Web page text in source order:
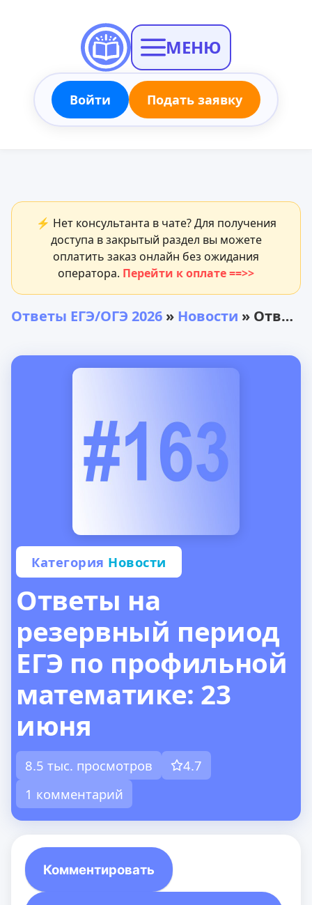
МЕНЮ
Войти Подать заявку
⚡ Нет консультанта в чате? Для получения
доступа в закрытый раздел вы можете
оплатить заказ онлайн без ожидания
оператора. Перейти к оплате ==>>
Ответы ЕГЭ/ОГЭ 2026 » Новости » Ответы на резервный период ЕГЭ по профильной математике: 23 июня
Категория Новости
Ответы на
резервный период
ЕГЭ по профильной
математике: 23
июня
8.5 тыс. просмотров
4.7
1 комментарий
Комментировать